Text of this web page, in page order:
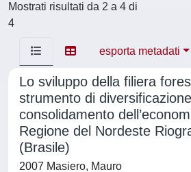
Mostrati risultati da 2 a 4 di
4
esporta metadati
Lo sviluppo della filiera
strumento di
consolidamento
Regione del Nordeste
(Brasile)
2007 Masiero, Mauro